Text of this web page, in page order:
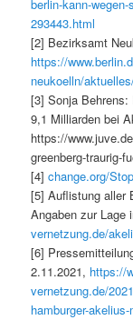
berlin-kann-
293443.html
[2] Bezirksamt
https://
neukoelln/
[3] Sonja Behrens:
9,1 Milliarden bei
https://
greenberg-traurig-
[4]change.org/
[5] Auflistung aller
Angaben zur Lage
vernetzung.de/
[6]
2.11.2021, https://
vernetzung.de/
hamburger-